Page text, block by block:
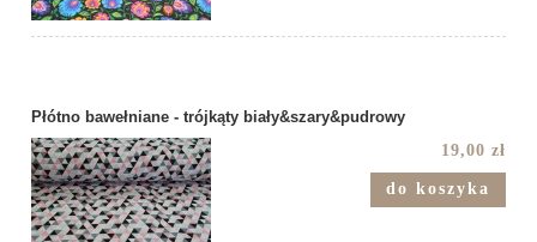
Płótno bawełniane - trójkąty biały&szary&pudrowy
19,00 zł
do koszyka